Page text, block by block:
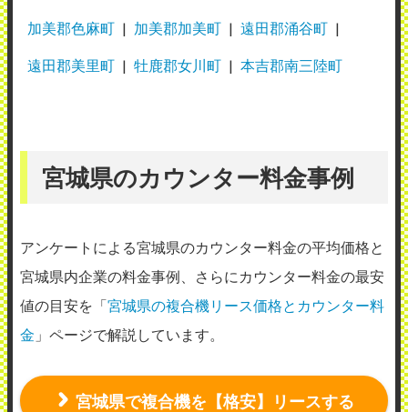
さまで業務への影響も最小限に抑えられ、
大変助かりました。
リコージャパン株式会社石巻事業所
使用メーカー：リコー
地域：宮城県石巻市
と、当日中に来社していただきとても迅速
加美郡色麻町 加美郡加美町 遠田郡涌谷町
遠田郡美里町 牡鹿郡女川町 本吉郡南三陸町
宮城県のカウンター料金事例
アンケートによる宮城県のカウンター料金の平均価格と
宮城県内企業の料金事例、さらにカウンター料金の最安
値の目安を「宮城県の複合機リース価格とカウンター料
金 」ページで解説しています。
宮城県で複合機を【格安】リースする